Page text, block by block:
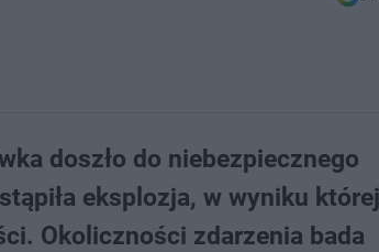
doszło do niebezpiecznego
eksplozja, w wyniku której
Okoliczności zdarzenia bada